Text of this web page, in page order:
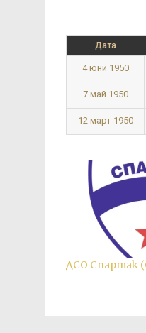
Дата
4 юни 1950
7 май 1950
12 март 1950
ДСО Спартак